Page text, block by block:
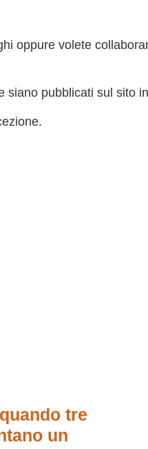
oppure volete
pubblicati sul sito
tre
un